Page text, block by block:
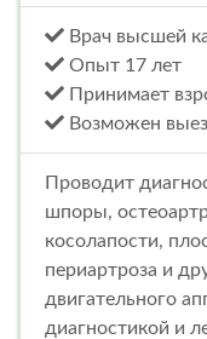
Врач высшей
Опыт 17 лет
Принимает
Возможен
Проводит
шпоры,
косолапости,
периартроза и
двигательного
диагностикой и